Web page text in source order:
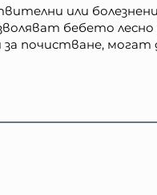
или
бебето лесно
почистване, могат